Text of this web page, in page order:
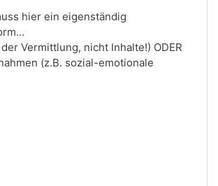
hier ein eigenständig
Vermittlung, nicht Inhalte!) ODER
(z.B. sozial-emotionale